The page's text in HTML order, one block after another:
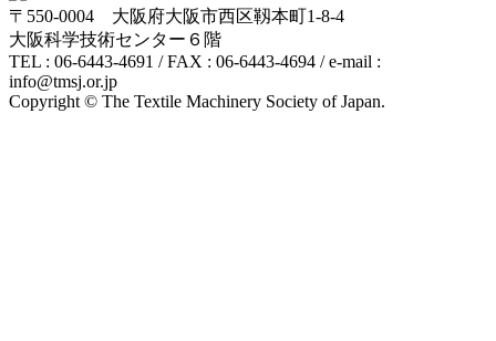
〒550-0004 大阪府大阪市西区靱本町1-8-4
大阪科学技術センター６階
TEL : 06-6443-4691 / FAX : 06-6443-4694 / e-mail :
info@tmsj.or.jp
Copyright © The Textile Machinery Society of Japan.